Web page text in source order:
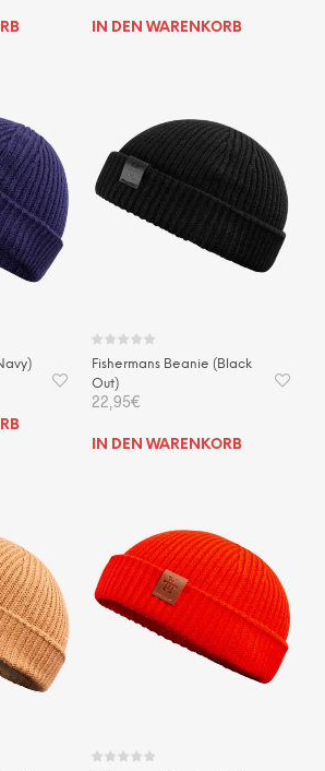
IN DEN WARENKORB
Fishermans Beanie (Black
Out)
22,95€
IN DEN WARENKORB